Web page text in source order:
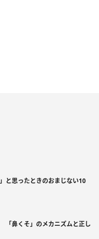
と思ったときのおまじない10
「鼻くそ」のメカニズムと正し